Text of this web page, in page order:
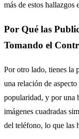
más de estos hallazgos
Por Qué las
Tomando el
Por otro lado, tienes la
una relación de
popularidad, y por una
imágenes cuadradas
del teléfono, lo que las